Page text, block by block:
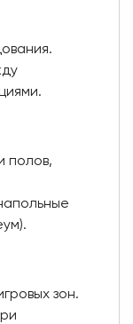
полов,
зон.